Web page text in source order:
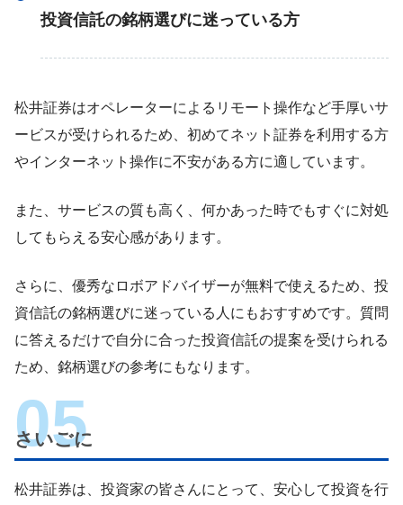
投資信託の銘柄選びに迷っている方
松井証券はオペレーターによるリモート操作など手厚いサ
ービスが受けられるため、初めてネット証券を利用する方
やインターネット操作に不安がある方に適しています。
また、サービスの質も高く、何かあった時でもすぐに対処
してもらえる安心感があります。
さらに、優秀なロボアドバイザーが無料で使えるため、投
資信託の銘柄選びに迷っている人にもおすすめです。質問
に答えるだけで自分に合った投資信託の提案を受けられる
ため、銘柄選びの参考にもなります。
さいごに
松井証券は、投資家の皆さんにとって、安心して投資を行